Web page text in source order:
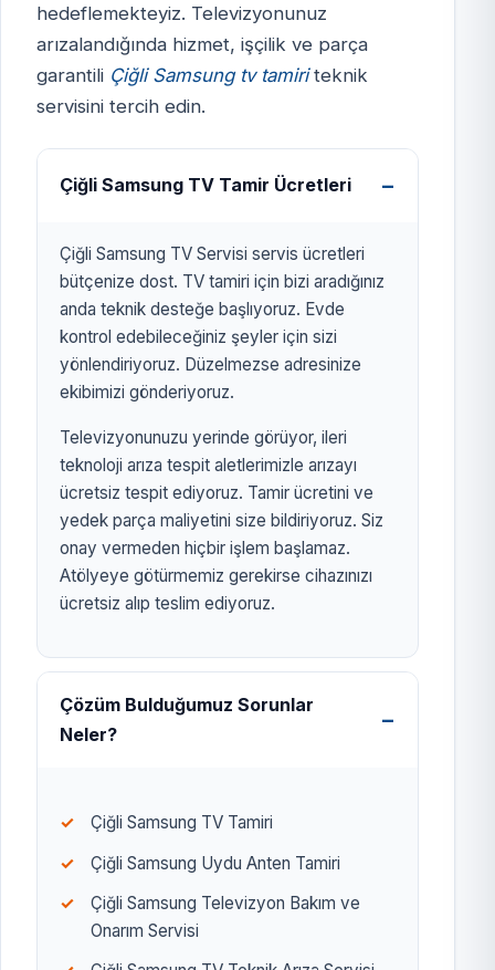
ÇİĞLİ SAMSUNG TV
SERVİSİ
izmirtelevizyon.com.tr
hedeflemekteyiz. Televizyonunuz
arızalandığında hizmet, işçilik ve parça
garantili Çiğli Samsung tv tamiriteknik
servisini tercih edin.
Çiğli Samsung TV Tamir Ücretleri
Çiğli Samsung TV Servisi servis ücretleri
bütçenize dost. TV tamiri için bizi aradığınız
anda teknik desteğe başlıyoruz. Evde
kontrol edebileceğiniz şeyler için sizi
yönlendiriyoruz. Düzelmezse adresinize
ekibimizi gönderiyoruz.
Televizyonunuzu yerinde görüyor, ileri
teknoloji arıza tespit aletlerimizle arızayı
ücretsiz tespit ediyoruz. Tamir ücretini ve
yedek parça maliyetini size bildiriyoruz. Siz
onay vermeden hiçbir işlem başlamaz.
Atölyeye götürmemiz gerekirse cihazınızı
ücretsiz alıp teslim ediyoruz.
Çözüm Bulduğumuz Sorunlar
Neler?
Çiğli Samsung TV Tamiri
Çiğli Samsung Uydu Anten Tamiri
Çiğli Samsung Televizyon Bakım ve
Onarım Servisi